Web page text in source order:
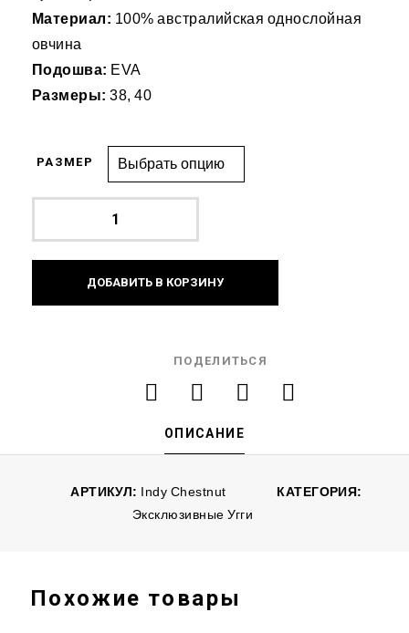
Материал: 100% австралийская однослойная
овчина
Подошва: EVA
Размеры:38, 40
РАЗМЕР
ДОБАВИТЬ В КОРЗИНУ
ПОДЕЛИТЬСЯ
ОПИСАНИЕ
АРТИКУЛ: Indy Chestnut
КАТЕГОРИЯ:
Эксклюзивные Угги
Похожие товары